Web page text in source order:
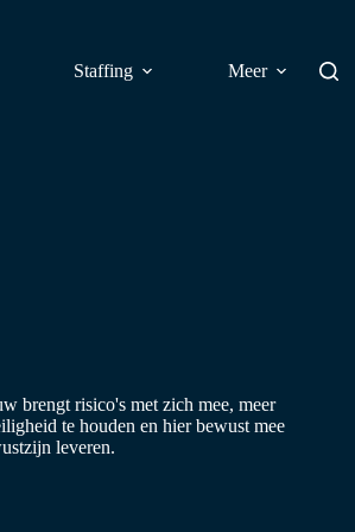
Staffing Meer
brengt risico's met zich mee, meer
te houden en hier bewust mee
leveren.